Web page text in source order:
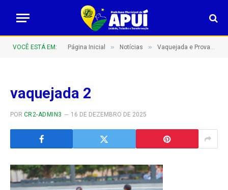
VOCÊ ESTÁ EM: Página Inicial » Notícias » Vaquejada e Prova de 3 tambores movimentam Apuí com competições e tradição no Parque de Exposições José Maia!
vaquejada 2
POR CR2-ADMIN3 16 DE DEZEMBRO DE 2025